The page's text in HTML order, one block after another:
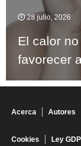
28 julio, 2026
El calor
favorecer
Acerca Autores
Cookies Ley